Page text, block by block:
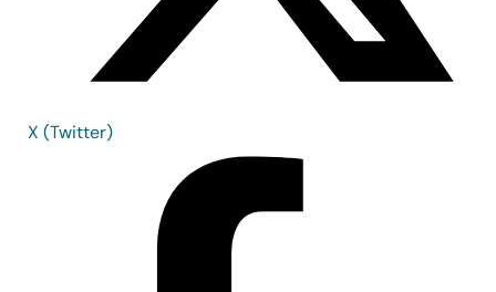
X (Twitter)